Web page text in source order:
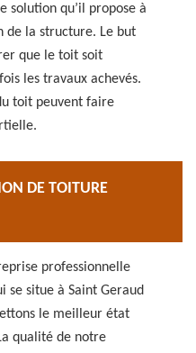
qu’il propose à
de la structure. Le but
que le toit soit
les travaux achevés.
toit peuvent faire
DE TOITURE
professionnelle
situe à Saint Geraud
le meilleur état
qualité de notre